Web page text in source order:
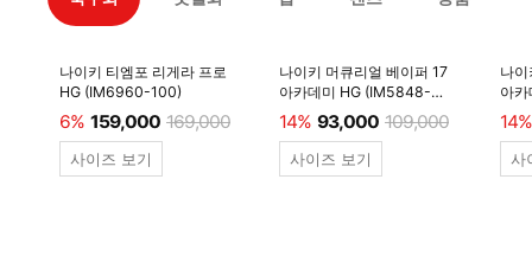
나이키 티엠포 리게라 프로
HG (IM6960-100)
6% 159,000 169,000
사이즈 보기
나이키 머큐리얼 베이퍼 17
아카데미 HG (IM5848-
600)
14% 93,000 109,000
사이즈 보기
나
아
14%
사